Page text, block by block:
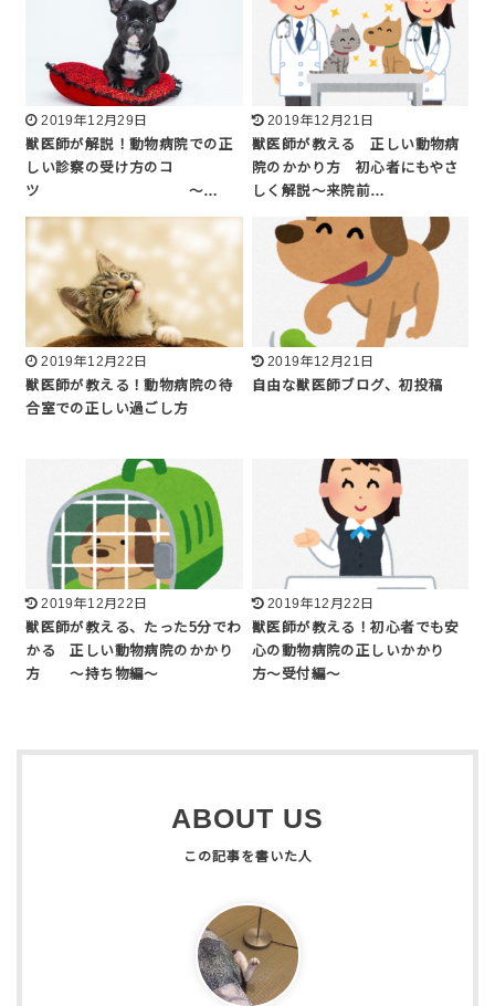
2019年12月29日
獣医師が解説！動物病院での正
しい診察の受け方のコ
ツ 〜…
2019年12月21日
獣医師が教える 正しい動物病
院のかかり方 初心者にもやさ
しく解説〜来院前…
2019年12月22日
獣医師が教える！動物病院の待
合室での正しい過ごし方
2019年12月21日
自由な獣医師ブログ、初投稿
2019年12月22日
獣医師が教える、たった5分でわ
かる 正しい動物病院のかかり
方 〜持ち物編〜
2019年12月22日
獣医師が教える！初心者でも安
心の動物病院の正しいかかり
方〜受付編〜
ABOUT US